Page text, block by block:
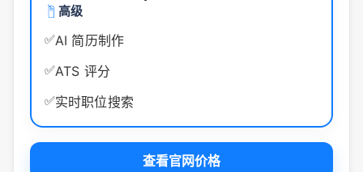
高级
✅AI 简历制作
✅ATS 评分
✅实时职位搜索
查看官网价格